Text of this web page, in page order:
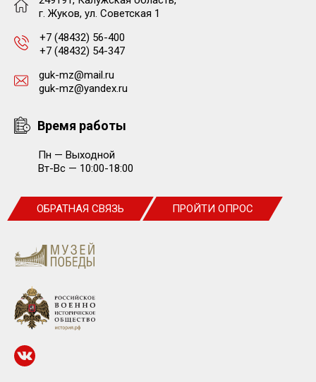
г. Жуков, ул. Советская 1
+7 (48432) 56-400
+7 (48432) 54-347
guk-mz@mail.ru
guk-mz@yandex.ru
Время работы
Пн — Выходной
Вт-Вс — 10:00-18:00
ОБРАТНАЯ СВЯЗЬ ПРОЙТИ ОПРОС